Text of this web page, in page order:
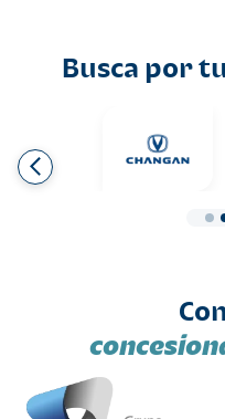
Busca por tu